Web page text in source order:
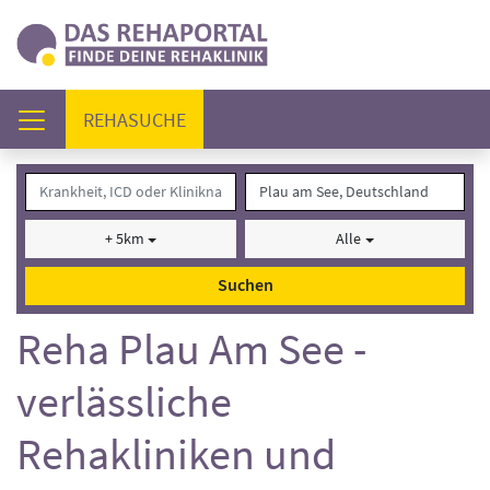
REHASUCHE(AKTUELL)
+ 5km Alle
Suchen
Reha Plau Am See -
verlässliche
Rehakliniken und